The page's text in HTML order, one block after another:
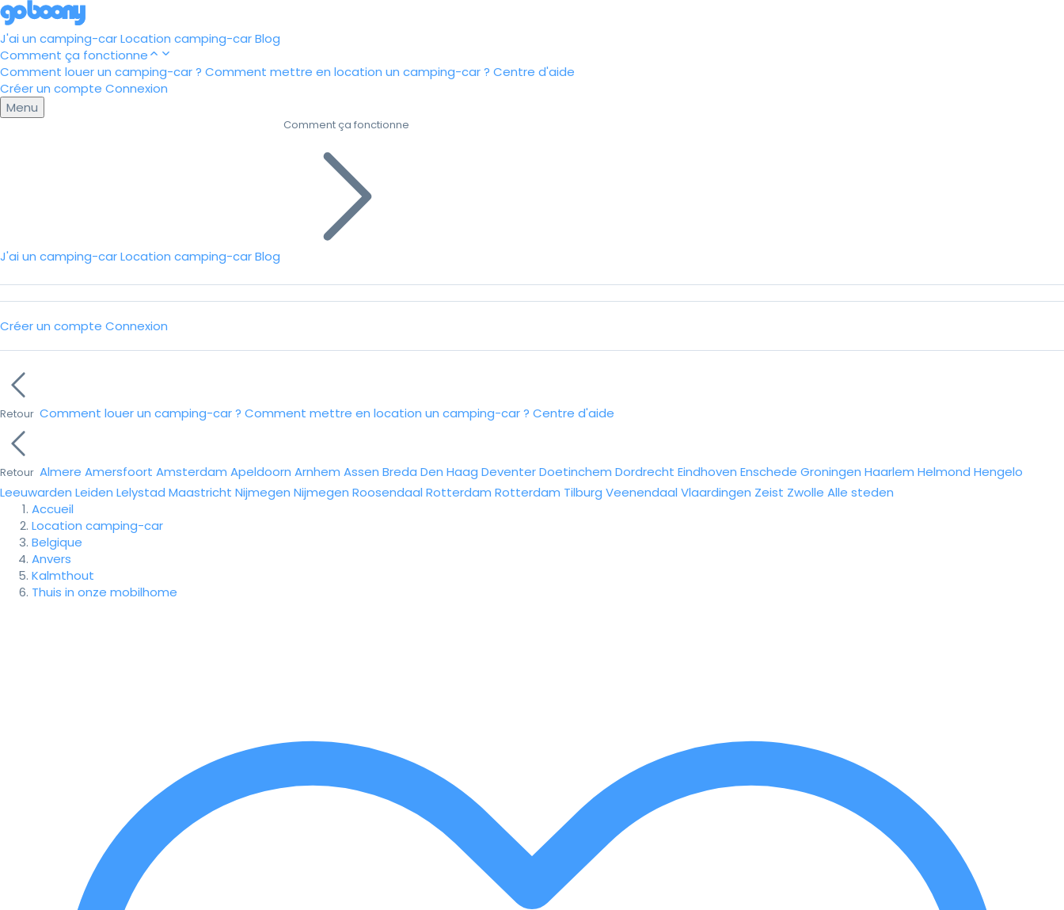
J'ai un camping-carLocation camping-carBlog
Comment ça fonctionne
Comment louer un camping-car ? Comment mettre en location un camping-car ? Centre d'aide
Créer un compte Connexion
Menu
J'ai un camping-carLocation camping-carBlog
Comment ça fonctionne
Créer un compte Connexion
Retour Comment louer un camping-car ? Comment mettre en location un camping-car ? Centre d'aide
Retour Almere Amersfoort Amsterdam Apeldoorn Arnhem Assen Breda Den Haag DeventerDoetinchem Dordrecht Eindhoven Enschede Groningen Haarlem Helmond Hengelo
Leeuwarden Leiden Lelystad Maastricht Nijmegen Nijmegen Roosendaal Rotterdam Rotterdam Tilburg Veenendaal Vlaardingen Zeist Zwolle Alle steden
Accueil
Location camping-car
Belgique
Anvers
Kalmthout
Thuis in onze mobilhome